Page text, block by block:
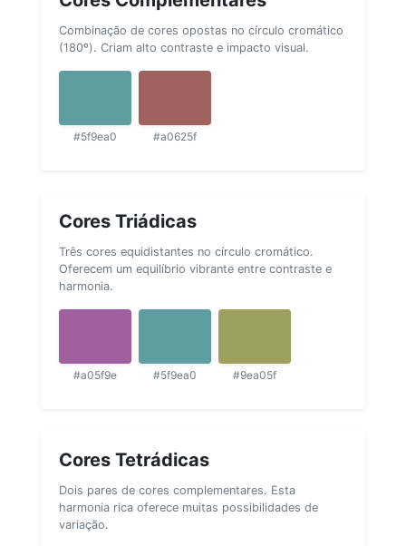
Combinação de cores opostas no círculo cromático
(180º). Criam alto contraste e impacto visual.
#5f9ea0 #a0625f
Cores Triádicas
Três cores equidistantes no círculo cromático.
Oferecem um equilíbrio vibrante entre contraste e
harmonia.
#a05f9e #5f9ea0 #9ea05f
Cores Tetrádicas
Dois pares de cores complementares. Esta
harmonia rica oferece muitas possibilidades de
variação.